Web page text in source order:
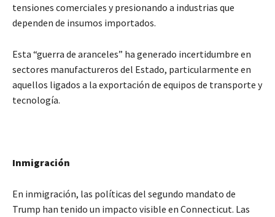
tensiones comerciales y presionando a industrias que
dependen de insumos importados.
Esta “guerra de aranceles” ha generado incertidumbre en
sectores manufactureros del Estado, particularmente en
aquellos ligados a la exportación de equipos de transporte y
tecnología.
Inmigración
En inmigración, las políticas del segundo mandato de
Trump han tenido un impacto visible en Connecticut. Las